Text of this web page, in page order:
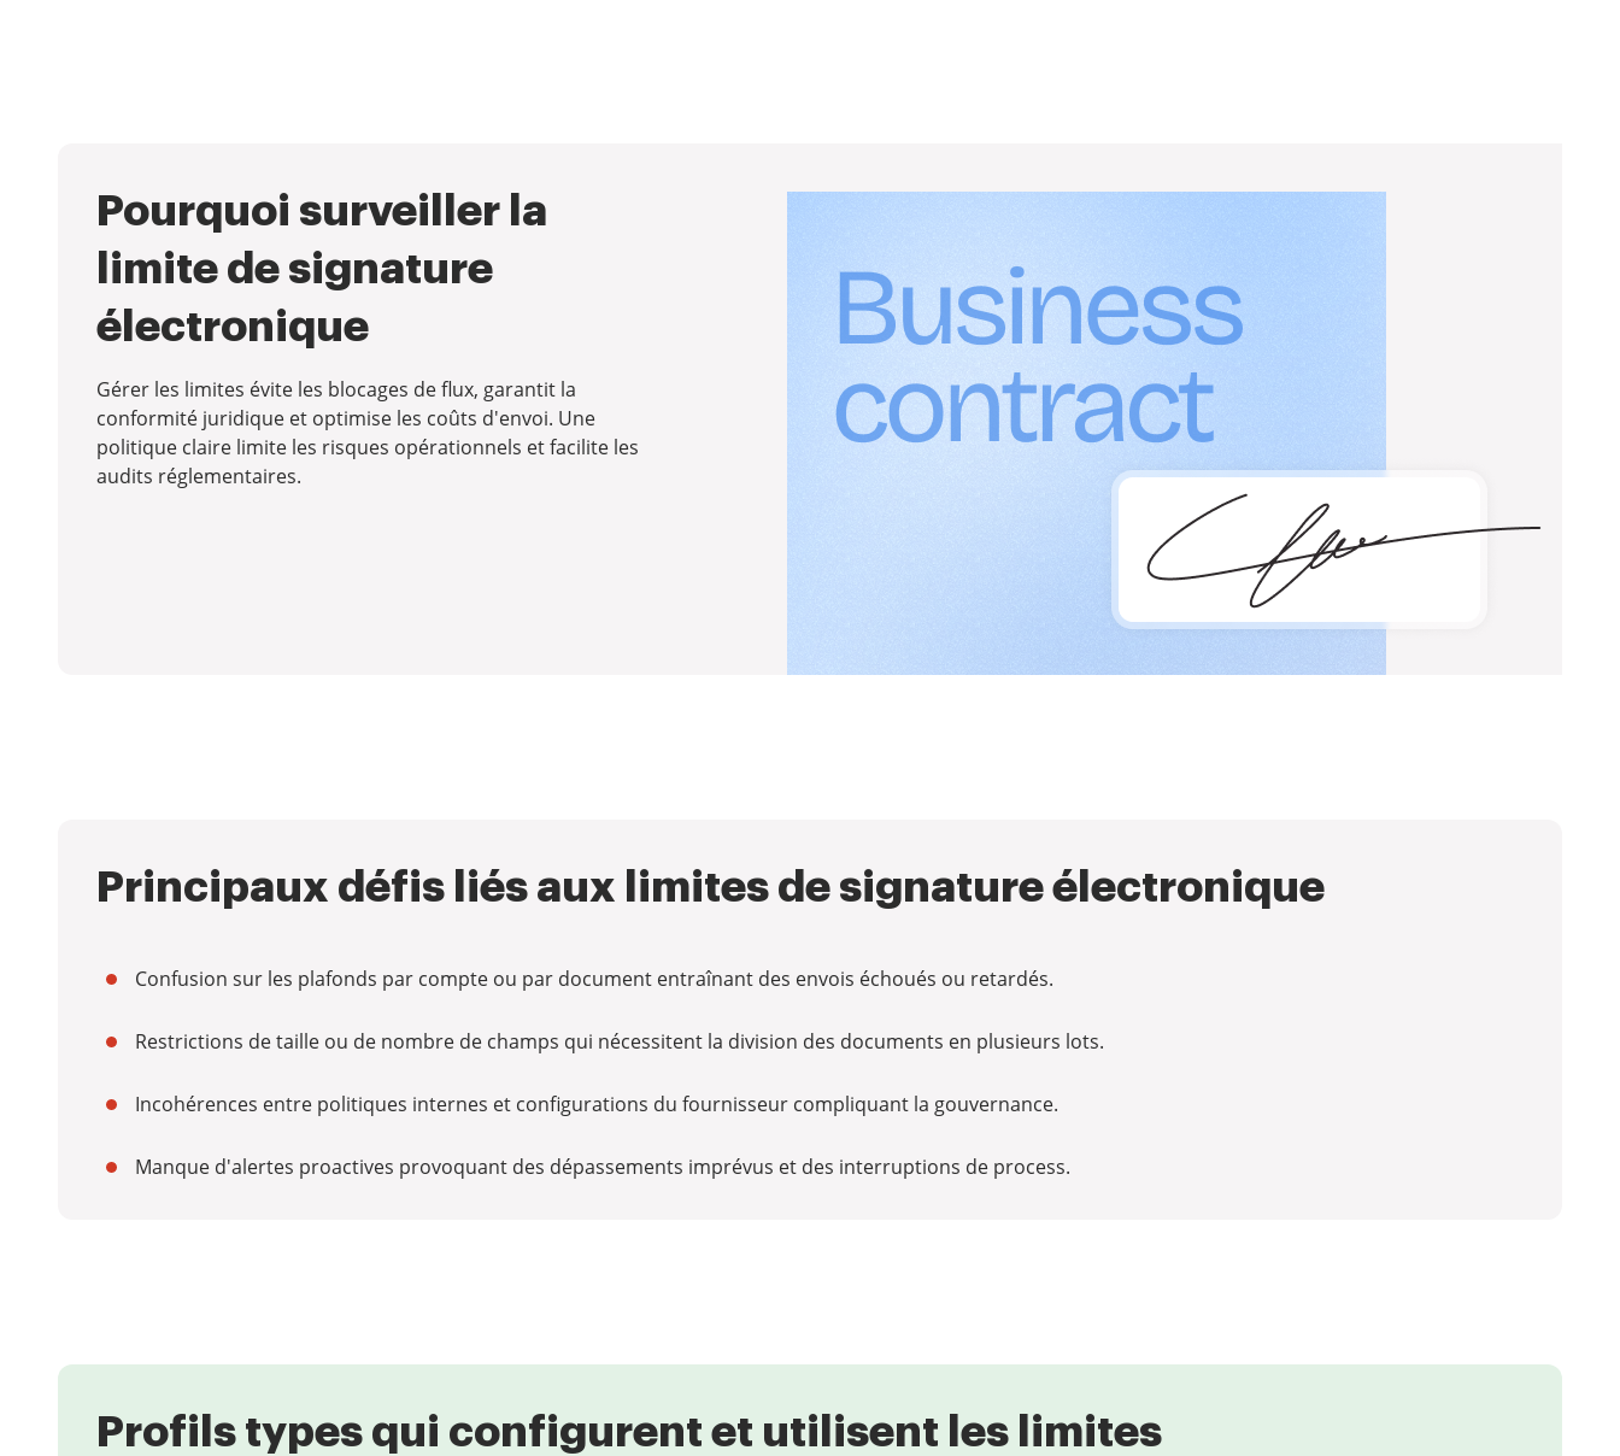
Pourquoi surveiller la
limite de signature
électronique
Gérer les limites évite les blocages de flux, garantit la
conformité juridique et optimise les coûts d'envoi. Une
politique claire limite les risques opérationnels et facilite les
audits réglementaires.
Principaux défis liés aux limites de signature électronique
Confusion sur les plafonds par compte ou par document entraînant des envois échoués ou retardés.
Restrictions de taille ou de nombre de champs qui nécessitent la division des documents en plusieurs lots.
Incohérences entre politiques internes et configurations du fournisseur compliquant la gouvernance.
Manque d'alertes proactives provoquant des dépassements imprévus et des interruptions de process.
Profils types qui configurent et utilisent les limites